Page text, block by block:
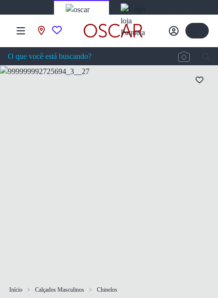
Início Calçados Masculinos
Chinelos